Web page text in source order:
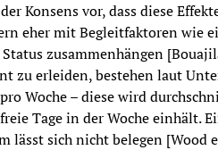
Konsens vor, dass diese
eher mit Begleitfaktoren wie
zusammenhängen
zu erleiden, bestehen laut
Woche – diese wird
Tage in der Woche einhält.
lässt sich nicht belegen [Wood